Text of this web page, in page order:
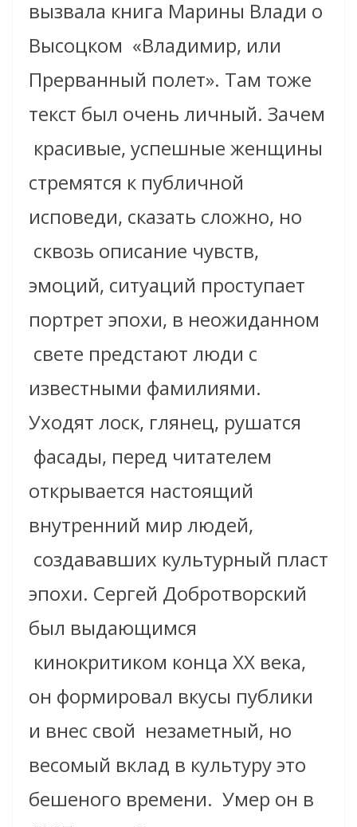
вызвала книга Марины Влади о
Высоцком «Владимир, или
Прерванный полет». Там тоже
текст был очень личный. Зачем
красивые, успешные женщины
стремятся к публичной
исповеди, сказать сложно, но
сквозь описание чувств,
эмоций, ситуаций проступает
портрет эпохи, в неожиданном
свете предстают люди с
известными фамилиями.
Уходят лоск, глянец, рушатся
фасады, перед читателем
открывается настоящий
внутренний мир людей,
создававших культурный пласт
эпохи. Сергей Добротворский
был выдающимся
кинокритиком конца ХХ века,
он формировал вкусы публики
и внес свой незаметный, но
весомый вклад в культуру это
бешеного времени. Умер он в